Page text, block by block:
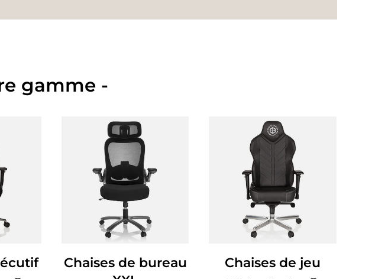
gamme -
Chaises de bureau
Chaises de jeu